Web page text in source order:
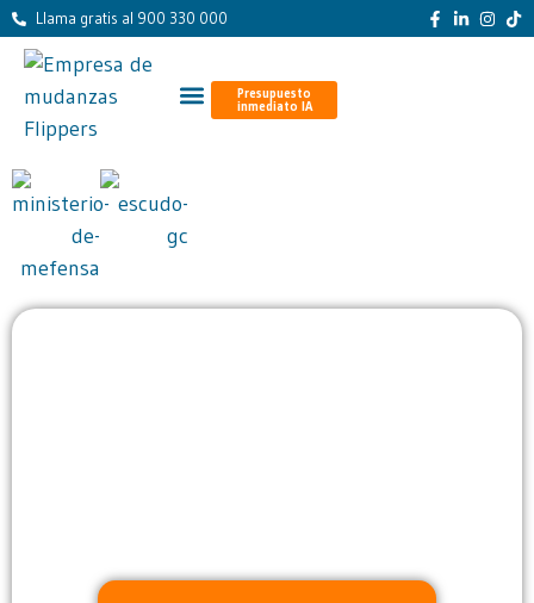
Llama gratis al 900 330 000
Presupuesto
inmediato IA